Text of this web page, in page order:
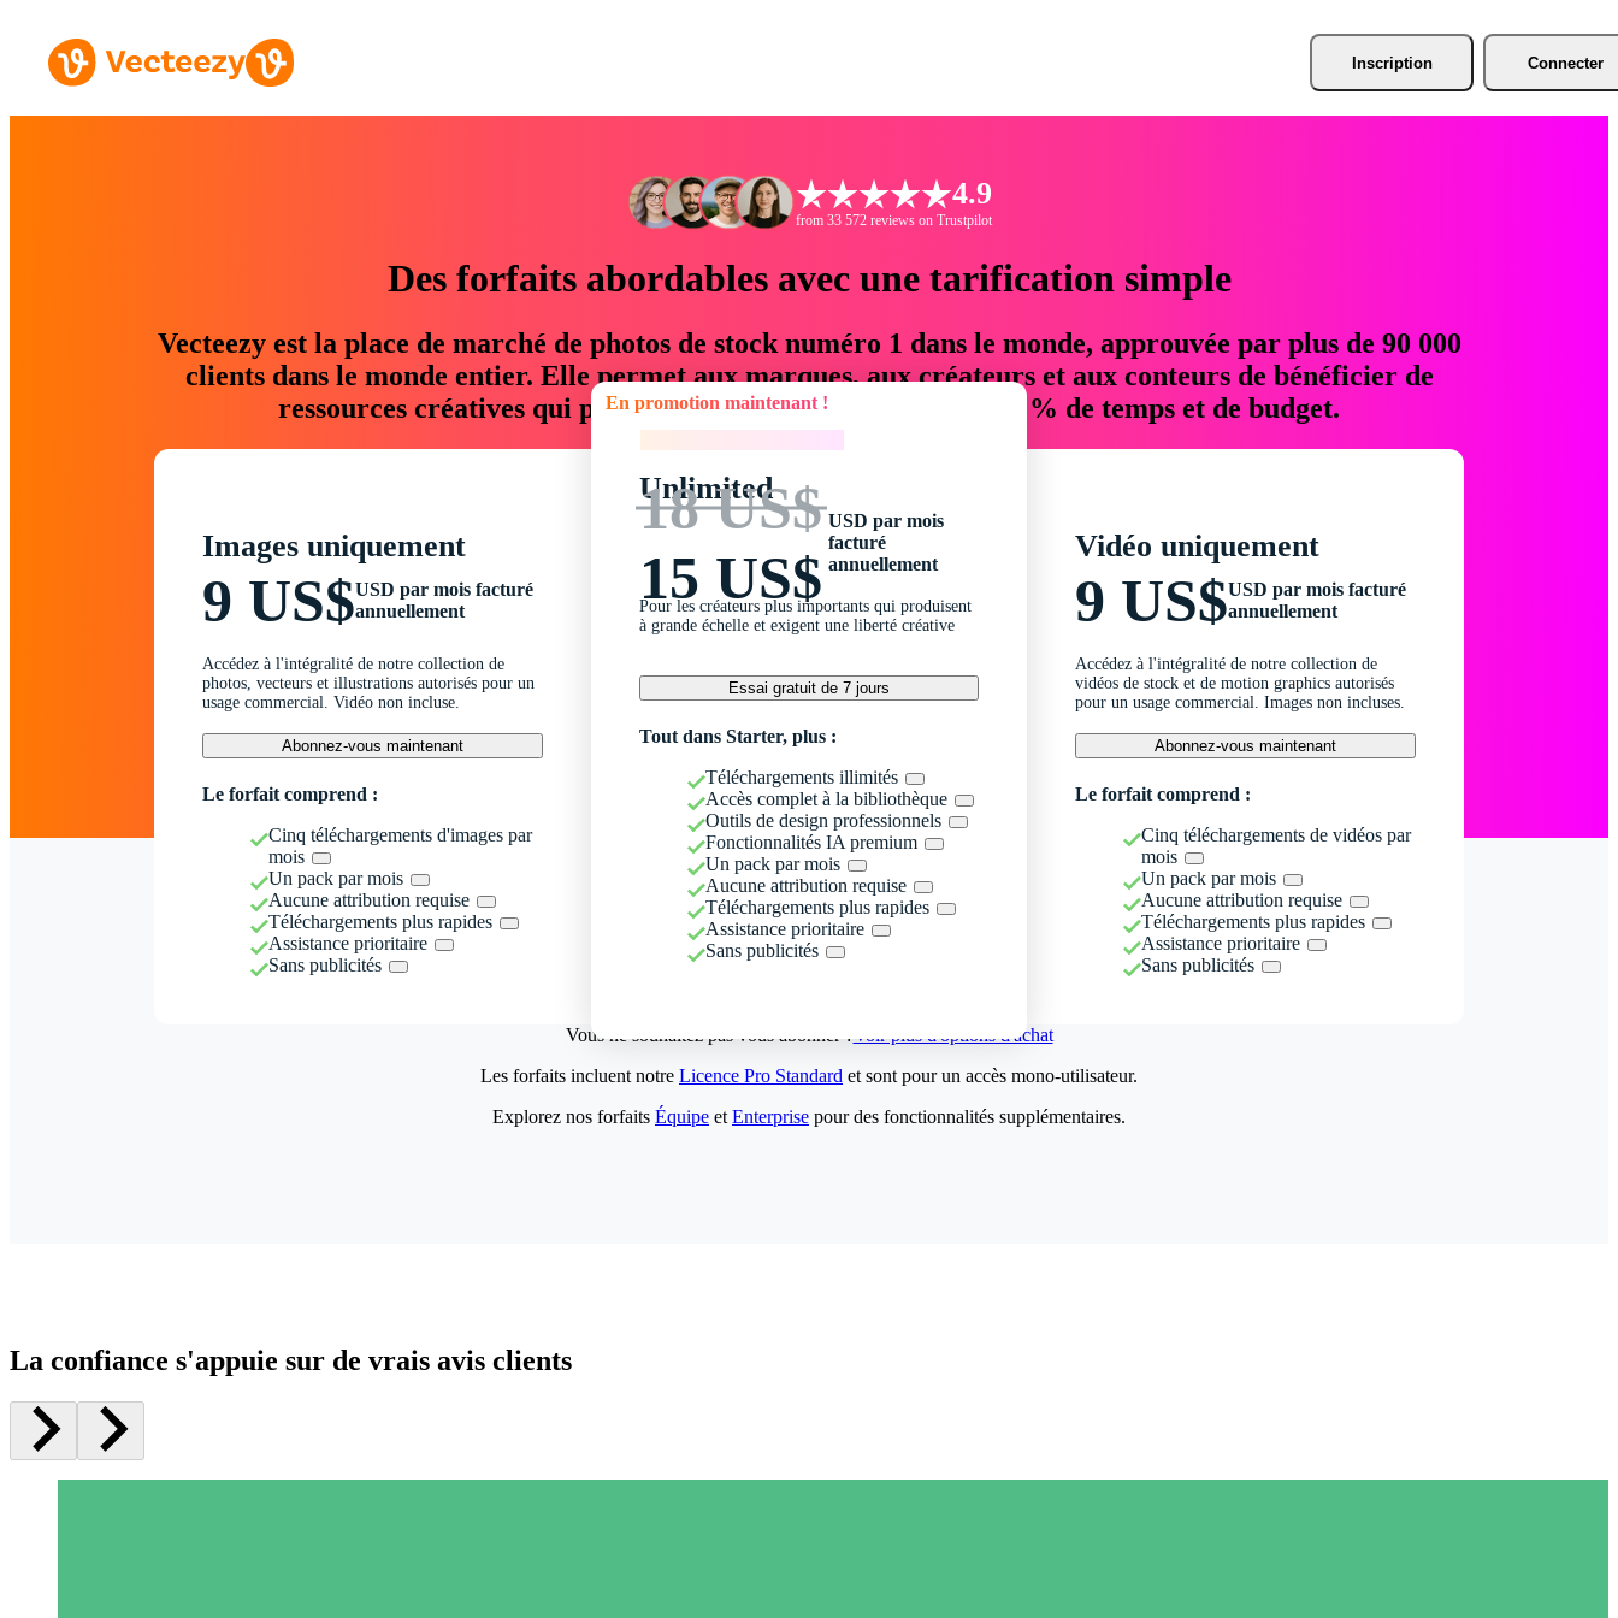
Inscription Connecter
4.9
from 33 572 reviews on Trustpilot
Des forfaits abordables avec une tarification simple
Vecteezy est la place de marché de photos de stock numéro 1 dans le monde, approuvée par plus de 90 000
clients dans le monde entier. Elle permet aux marques, aux créateurs et aux conteurs de bénéficier de
ressources créatives qui permettent d'économiser jusqu'à 76 % de temps et de budget.
Images uniquement
9 US$USD par mois facturé
annuellement
Accédez à l'intégralité de notre collection de
photos, vecteurs et illustrations autorisés pour un
usage commercial. Vidéo non incluse.
Abonnez-vous maintenant
Le forfait comprend :
Cinq téléchargements d'images par
mois
Un pack par mois
Aucune attribution requise
Téléchargements plus rapides
Assistance prioritaire
Sans publicités
En promotion maintenant !
Unlimited
18 US$
15 US$
USD par mois
facturé
annuellement
Pour les créateurs plus importants qui produisent
à grande échelle et exigent une liberté créative
Essai gratuit de 7 jours
Tout dans Starter, plus :
Téléchargements illimités
Accès complet à la bibliothèque
Outils de design professionnels
Fonctionnalités IA premium
Un pack par mois
Aucune attribution requise
Téléchargements plus rapides
Assistance prioritaire
Sans publicités
Vidéo uniquement
9 US$USD par mois facturé
annuellement
Accédez à l'intégralité de notre collection de
vidéos de stock et de motion graphics autorisés
pour un usage commercial. Images non incluses.
Abonnez-vous maintenant
Le forfait comprend :
Cinq téléchargements de vidéos par
mois
Un pack par mois
Aucune attribution requise
Téléchargements plus rapides
Assistance prioritaire
Sans publicités
Vous ne souhaitez pas vous abonner ?Voir plus d'options d'achat
Les forfaits incluent notre Licence Pro Standard et sont pour un accès mono-utilisateur.
Explorez nos forfaits Équipe et Enterprise pour des fonctionnalités supplémentaires.
La confiance s'appuie sur de vrais avis clients